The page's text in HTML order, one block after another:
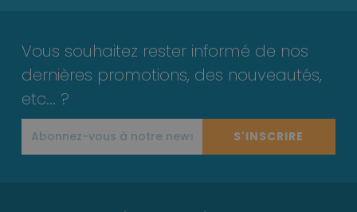
Vous souhaitez rester informé de nos
dernières promotions, des nouveautés,
etc... ?
S'INSCRIRE